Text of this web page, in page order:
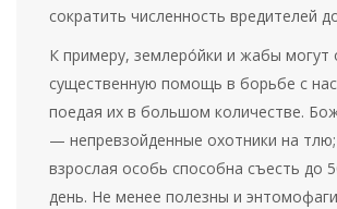
сократить численность вредителей
К примеру, землеро́йки и жабы могут
существенную помощь в борьбе с
поедая их в большом количестве.
— непревзойденные охотники на
взрослая особь способна съесть до
день. Не менее полезны и